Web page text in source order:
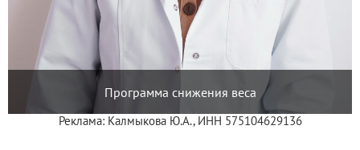
Программа снижения веса
Реклама: Калмыкова Ю.А., ИНН 575104629136